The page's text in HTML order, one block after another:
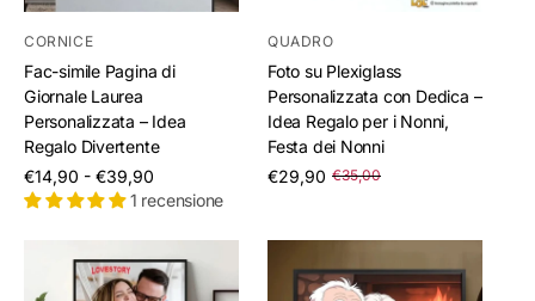
CORNICE
Fac-simile Pagina di
Giornale Laurea
Personalizzata – Idea
Regalo Divertente
€14,90 - €39,90
/
per
1 recensione
QUADRO
Foto su Plexiglass
Personalizzata con Dedica –
Idea Regalo per i Nonni,
Festa dei Nonni
€29,90 €35,00
/